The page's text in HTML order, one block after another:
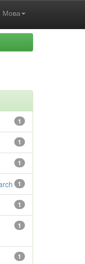
Мова
1
1
1
1
1
1
1